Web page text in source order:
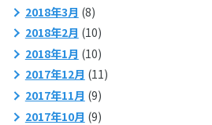
2018年3月 (8)
2018年2月 (10)
2018年1月 (10)
2017年12月 (11)
2017年11月 (9)
2017年10月 (9)